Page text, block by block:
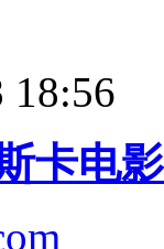
18:56
卡电